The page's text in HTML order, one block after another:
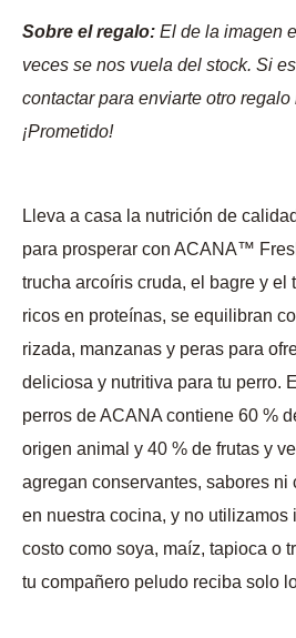
Sobre el regalo: El de la imagen
veces se nos vuela del stock. Si
contactar para enviarte otro
¡Prometido!
Lleva a casa la nutrición de
para prosperar con ACANA™
trucha arcoíris cruda, el bagre y el
ricos en proteínas, se equilibran
rizada, manzanas y peras para
deliciosa y nutritiva para tu perro.
perros de ACANA contiene 60 %
origen animal y 40 % de frutas y
agregan conservantes, sabores ni
en nuestra cocina, y no utilizamos
costo como soya, maíz, tapioca o
tu compañero peludo reciba solo